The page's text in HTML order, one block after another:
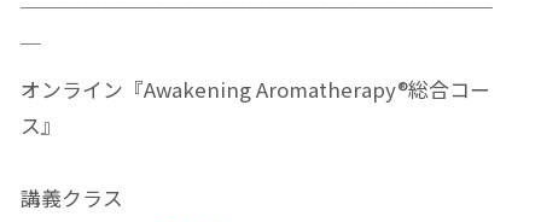
￣￣￣￣￣￣￣￣￣￣￣￣￣￣￣￣￣￣￣￣￣￣￣
￣
オンライン『Awakening Aromatherapy®総合コー
ス』
講義クラス